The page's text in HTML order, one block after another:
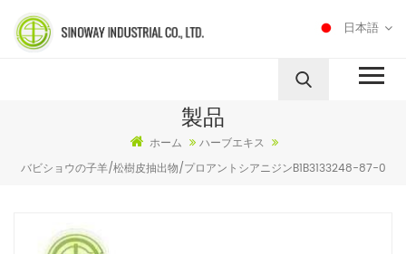
日本語
製品
ホーム
ハーブエキス
バビショウの子羊/松樹皮抽出物/プロアントシアニジンB1B3133248-87-0